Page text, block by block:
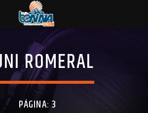
ROMERAL
PÁGINA: 3